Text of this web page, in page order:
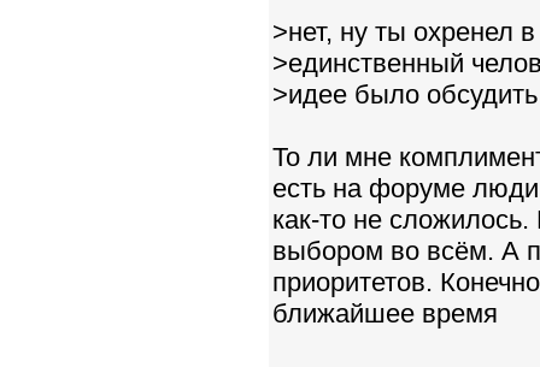
>нет, ну ты охренел
>единственный
>идее было
То ли мне
есть на форуме
как-то не
выбором во всём. А
приоритетов.
ближайшее время